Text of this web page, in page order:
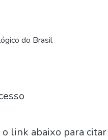
do Brasil
o link abaixo para